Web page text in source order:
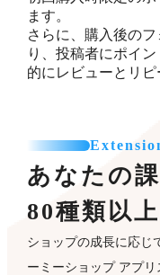
ます。
さらに、購入後の
り、投稿者にポイ
的にレビューとリピ
あなたの
80種類以
ショップの成長に応じ
ーミーショップ アプリ